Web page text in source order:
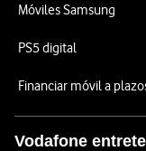
Móviles Samsung
PS5 digital
Financiar móvil a
Vodafone